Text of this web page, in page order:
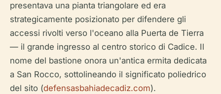
presentava una pianta triangolare ed era
strategicamente posizionato per difendere gli
accessi rivolti verso l'oceano alla Puerta de Tierra
— il grande ingresso al centro storico di Cadice. Il
nome del bastione onora un'antica ermita dedicata
a San Rocco, sottolineando il significato poliedrico
del sito (defensasbahiadecadiz.com).